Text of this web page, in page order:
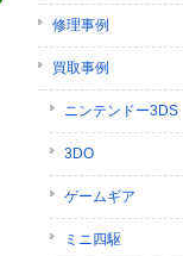
修理事例
買取事例
ニンテンドー3DS
3DO
ゲームギア
ミニ四駆